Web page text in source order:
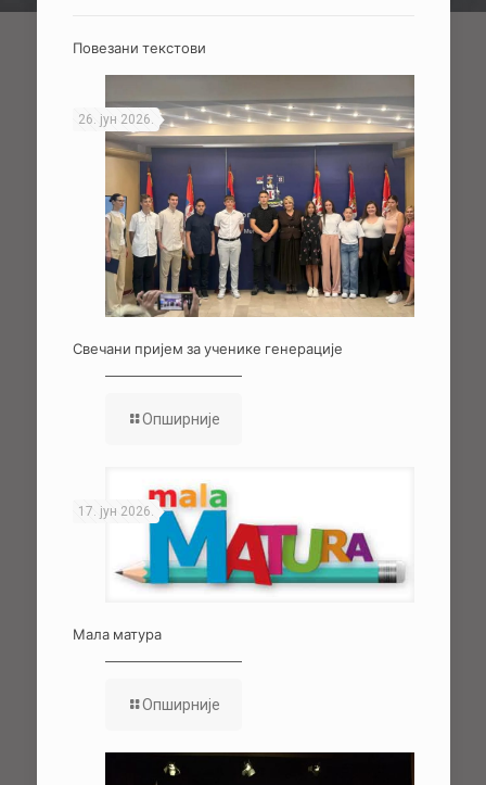
Повезани текстови
26. јун 2026.
Свечани пријем за ученике генерације
Опширније
17. јун 2026.
Мала матура
Опширније